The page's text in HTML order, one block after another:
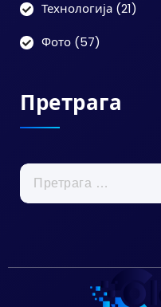
Технологија (21)
Фото (57)
Претрага
Претрага